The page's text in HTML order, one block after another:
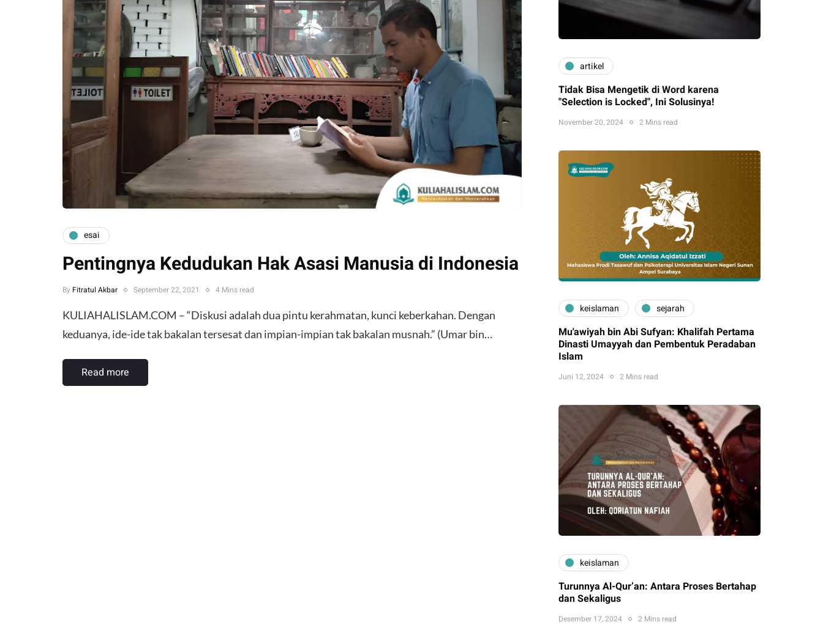
esai
Pentingnya Kedudukan Hak Asasi Manusia di Indonesia
By Fitratul Akbar September 22, 2021 4 Mins read
KULIAHALISLAM.COM – “Diskusi adalah dua pintu kerahmatan, kunci keberkahan. Dengan
keduanya, ide-ide tak bakalan tersesat dan impian-impian tak bakalan musnah.” (Umar bin…
Read more
artikel
Tidak Bisa Mengetik di Word karena
"Selection is Locked", Ini Solusinya!
November 20, 2024 2 Mins read
keislaman sejarah
Mu'awiyah bin Abi Sufyan: Khalifah Pertama
Dinasti Umayyah dan Pembentuk Peradaban
Islam
Juni 12, 2024 2 Mins read
keislaman
Turunnya Al-Qur’an: Antara Proses Bertahap
dan Sekaligus
Desember 17, 2024 2 Mins read